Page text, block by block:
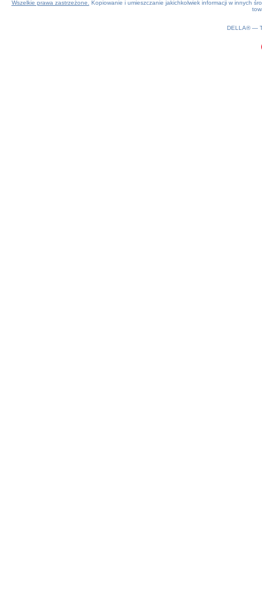
Wszelkie prawa zastrzeżone.
Kopiowanie i umieszczanie jakichkolwiek informacji w innych
DELLA® —